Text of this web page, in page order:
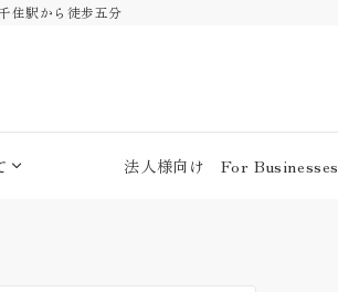
住駅から徒歩五分
法人様向け For Businesses